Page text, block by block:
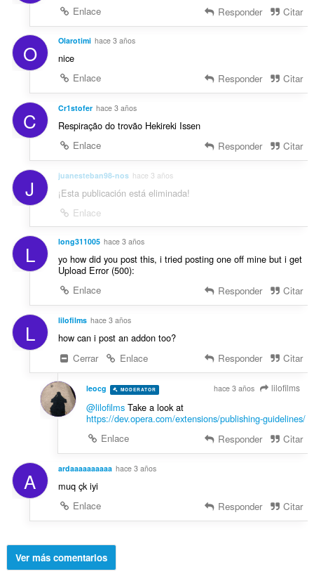
Enlace
Responder Citar
O Olarotimi hace 3 años
nice
Enlace
Responder Citar
C Cr1stofer hace 3 años
Respiração do trovão Hekireki Issen
Enlace
Responder Citar
J juanesteban98-nos hace 3 años
¡Esta publicación está eliminada!
Enlace
L long311005 hace 3 años
yo how did you post this, i tried posting one off mine but i get
Upload Error (500):
Enlace
Responder Citar
L lilofilms hace 3 años
how can i post an addon too?
Cerrar
Enlace Responder Citar
leocg MODERATOR hace 3 años lilofilms
@lilofilmsTake a look at
https://dev.opera.com/extensions/publishing-guidelines/
Enlace
Responder Citar
A ardaaaaaaaaaa hace 3 años
muq çk iyi
Enlace
Responder Citar
Ver más comentarios